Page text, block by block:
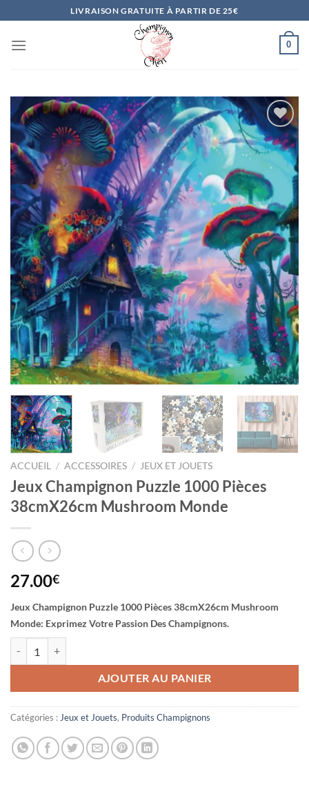
au
contenu
LIVRAISON GRATUITE À PARTIR DE 25€
0
Ajouter
liste
d’envies
ACCUEIL / ACCESSOIRES / JEUX ET JOUETS
Jeux Champignon Puzzle 1000 Pièces
38cmX26cm Mushroom Monde
27.00€
Jeux Champignon Puzzle 1000 Pièces 38cmX26cm Mushroom
Monde: Exprimez Votre Passion Des Champignons.
AJOUTER AU PANIER
Catégories : Jeux et Jouets, Produits Champignons